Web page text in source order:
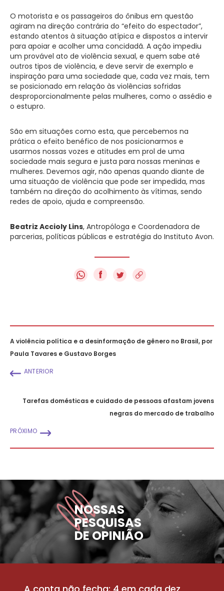
O motorista e os passageiros do ônibus em questão
agiram na direção contrária do “efeito do espectador”,
estando atentos à situação atípica e dispostos a intervir
para apoiar e acolher uma concidadã. A ação impediu
um provável ato de violência sexual, e quem sabe até
outros tipos de violência, e deve servir de exemplo e
inspiração para uma sociedade que, cada vez mais, tem
se posicionado em relação às violências sofridas
desproporcionalmente pelas mulheres, como o assédio e
o estupro.
São em situações como esta, que percebemos na
prática o efeito benéfico de nos posicionarmos e
usarmos nossas vozes e atitudes em prol de uma
sociedade mais segura e justa para nossas meninas e
mulheres. Devemos agir, não apenas quando diante de
uma situação de violência que pode ser impedida, mas
também na direção do acolhimento às vítimas, sendo
redes de apoio, ajuda e compreensão.
Beatriz Accioly Lins, Antropóloga e Coordenadora de
parcerias, políticas públicas e estratégia do Instituto Avon.
f
A violência política e a desinformação de gênero no Brasil, por
Paula Tavares e Gustavo Borges
ANTERIOR
Tarefas domésticas e cuidado de pessoas afastam jovens
negras do mercado de trabalho
PRÓXIMO
NOSSAS
PESQUISAS
DE OPINIÃO